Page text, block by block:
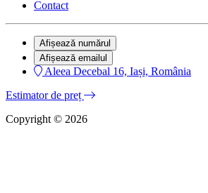
Contact
Afișează numărul
Afișează emailul
Aleea Decebal 16, Iași, România
Estimator de preț
Copyright © 2026